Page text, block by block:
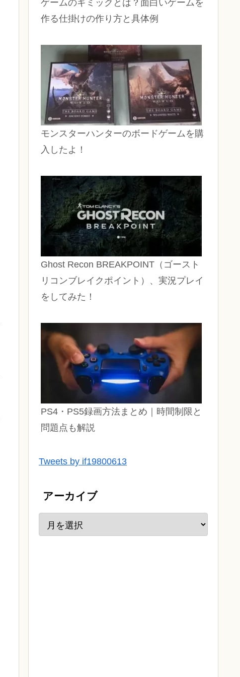
ゲームのギミックとは？面白いゲームを
作る仕掛けの作り方と具体例
モンスターハンターのボードゲームを購
入したよ！
Ghost Recon BREAKPOINT（ゴースト
リコンブレイクポイント）、実況プレイ
をしてみた！
PS4・PS5録画方法まとめ｜時間制限と
問題点も解説
Tweets by if19800613
アーカイブ